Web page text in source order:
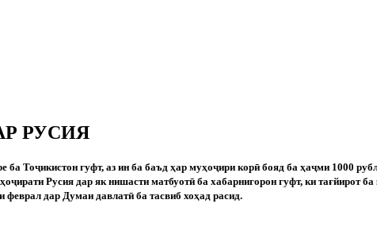
РУСИЯ
ба Тоҷикистон гуфт, аз ин ба баъд ҳар муҳоҷири корӣ бояд ба ҳаҷми 1000
ҷирати Русия дар як нишасти матбуотӣ ба хабарнигорон гуфт, ки тағйирот
феврал дар Думаи давлатӣ ба тасвиб хоҳад расид.